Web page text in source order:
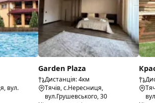
вул.
Garden Plaza
Дистанція: 4км
Тячів, с.Нересниця,
вул.Грушевського, 30